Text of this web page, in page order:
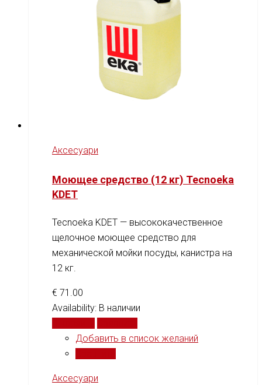
Аксесуари
Моющее средство (12 кг) Tecnoeka
KDET
Tecnoeka KDET — высококачественное
щелочное моющее средство для
механической мойки посуды, канистра на
12 кг.
€ 71.00
Availability: В наличии
Добавить в список желаний
Аксесуари